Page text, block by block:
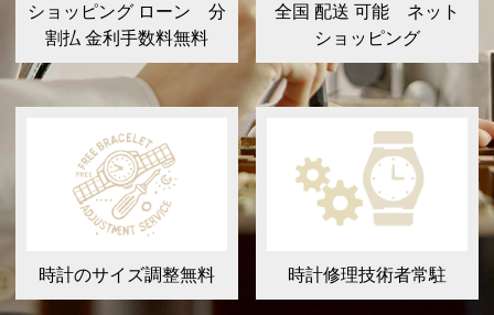
ショッピング ローン 分
割払 金利手数料無料
全国 配送 可能 ネット
ショッピング
時計のサイズ調整無料 時計修理技術者常駐